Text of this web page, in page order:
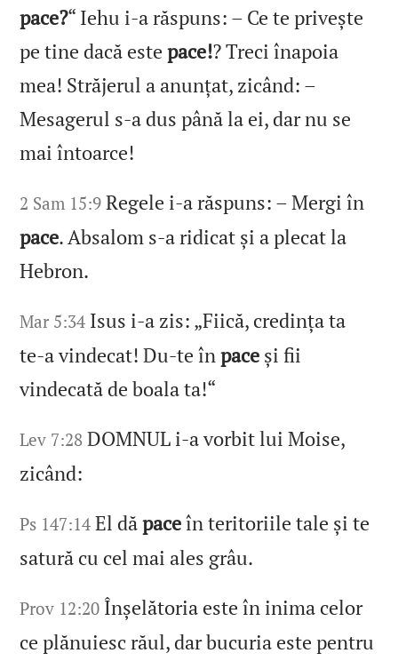
pace?“ Iehu i‑a răspuns: – Ce te privește
pe tine dacă estepace!? Treci înapoia
mea! Străjerul a anunțat, zicând: –
Mesagerul s‑a dus până la ei, dar nu se
mai întoarce!
2 Sam 15:9 Regele i‑a răspuns: – Mergi în
pace. Absalom s‑a ridicat și a plecat la
Hebron.
Mar 5:34 Isus i‑a zis: „Fiică, credința ta
te‑a vindecat! Du‑te înpace și fii
vindecată de boala ta!“
Lev 7:28 DOMNUL i‑a vorbit lui Moise,
zicând:
Ps 147:14 El dăpaceîn teritoriile tale și te
satură cu cel mai ales grâu.
Prov 12:20 Înșelătoria este în inima celor
ce plănuiesc răul, dar bucuria este pentru